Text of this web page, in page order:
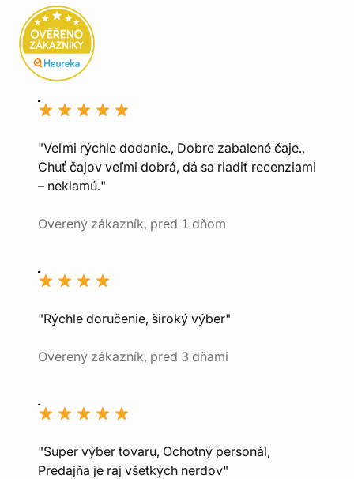
"Veľmi rýchle dodanie., Dobre zabalené čaje.,
Chuť čajov veľmi dobrá, dá sa riadiť recenziami
– neklamú."
Overený zákazník, pred 1 dňom
"Rýchle doručenie, široký výber"
Overený zákazník, pred 3 dňami
"Super výber tovaru, Ochotný personál,
Predajňa je raj všetkých nerdov"